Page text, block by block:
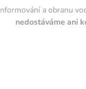
a obranu
nedostáváme ani